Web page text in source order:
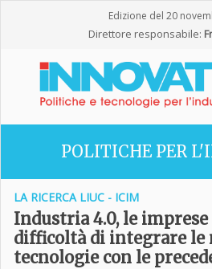
Edizione del 20
Direttore responsabile:
POLITICHE PER
LA RICERCA LIUC - ICIM
Industria 4.0, le
difficoltà di integrare le
tecnologie con le